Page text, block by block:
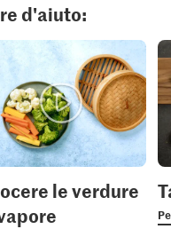
d'aiuto:
le verdure